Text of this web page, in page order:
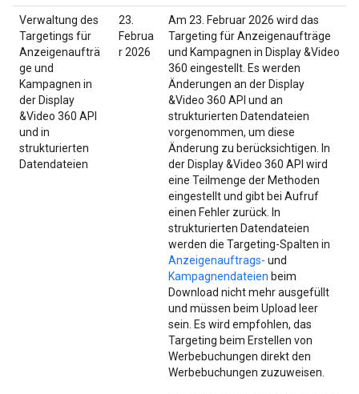
Verwaltung des
Targetings für
Anzeigenaufträ
ge und
Kampagnen in
der Display
&Video 360 API
und in
strukturierten
Datendateien
23.
Februa
r 2026
Am 23. Februar 2026 wird das
Targeting für Anzeigenaufträge
und Kampagnen in Display &Video
360 eingestellt. Es werden
Änderungen an der Display
&Video 360 API und an
strukturierten Datendateien
vorgenommen, um diese
Änderung zu berücksichtigen. In
der Display &Video 360 API wird
eine Teilmenge der Methoden
eingestellt und gibt bei Aufruf
einen Fehler zurück. In
strukturierten Datendateien
werden die Targeting-Spalten in
Anzeigenauftrags- und
Kampagnendateien beim
Download nicht mehr ausgefüllt
und müssen beim Upload leer
sein. Es wird empfohlen, das
Targeting beim Erstellen von
Werbebuchungen direkt den
Werbebuchungen zuzuweisen.